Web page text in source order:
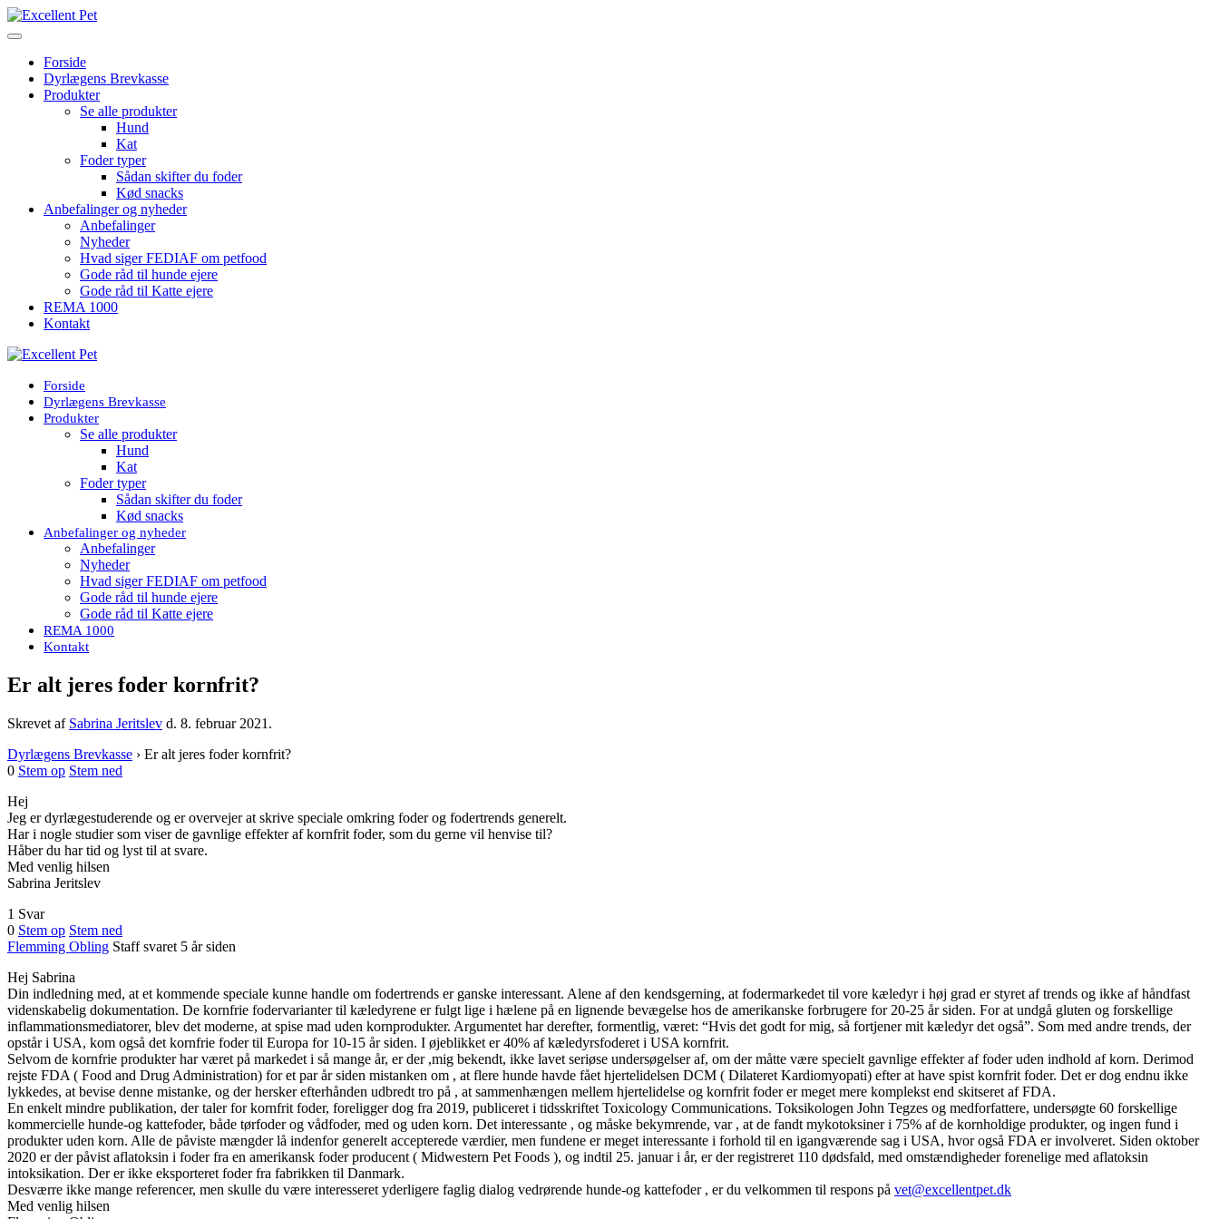
Forside
Dyrlægens Brevkasse
Produkter
Se alle produkter
Hund
Kat
Foder typer
Sådan skifter du foder
Kød snacks
Anbefalinger og nyheder
Anbefalinger
Nyheder
Hvad siger FEDIAF om petfood
Gode råd til hunde ejere
Gode råd til Katte ejere
REMA 1000
Kontakt
Forside
Dyrlægens Brevkasse
Produkter
Se alle produkter
Hund
Kat
Foder typer
Sådan skifter du foder
Kød snacks
Anbefalinger og nyheder
Anbefalinger
Nyheder
Hvad siger FEDIAF om petfood
Gode råd til hunde ejere
Gode råd til Katte ejere
REMA 1000
Kontakt
Er alt jeres foder kornfrit?
Skrevet af Sabrina Jeritslev d. 8. februar 2021 .
Dyrlægens Brevkasse › Er alt jeres foder kornfrit?
0 Stem op Stem ned
Hej
Jeg er dyrlægestuderende og er overvejer at skrive speciale omkring foder og fodertrends generelt.
Har i nogle studier som viser de gavnlige effekter af kornfrit foder, som du gerne vil henvise til?
Håber du har tid og lyst til at svare.
Med venlig hilsen
Sabrina Jeritslev
1 Svar
0 Stem op Stem ned
Flemming Obling Staffsvaret 5 år siden
Hej Sabrina
Din indledning med, at et kommende speciale kunne handle om fodertrends er ganske interessant. Alene af den kendsgerning, at fodermarkedet til vore kæledyr i høj grad er styret af trends og ikke af håndfast
videnskabelig dokumentation. De kornfrie fodervarianter til kæledyrene er fulgt lige i hælene på en lignende bevægelse hos de amerikanske forbrugere for 20-25 år siden. For at undgå gluten og forskellige
inflammationsmediatorer, blev det moderne, at spise mad uden kornprodukter. Argumentet har derefter, formentlig, været: “Hvis det godt for mig, så fortjener mit kæledyr det også”. Som med andre trends, der
opstår i USA, kom også det kornfrie foder til Europa for 10-15 år siden. I øjeblikket er 40% af kæledyrsfoderet i USA kornfrit.
Selvom de kornfrie produkter har været på markedet i så mange år, er der ,mig bekendt, ikke lavet seriøse undersøgelser af, om der måtte være specielt gavnlige effekter af foder uden indhold af korn. Derimod
rejste FDA ( Food and Drug Administration) for et par år siden mistanken om , at flere hunde havde fået hjertelidelsen DCM ( Dilateret Kardiomyopati) efter at have spist kornfrit foder. Det er dog endnu ikke
lykkedes, at bevise denne mistanke, og der hersker efterhånden udbredt tro på , at sammenhængen mellem hjertelidelse og kornfrit foder er meget mere komplekst end skitseret af FDA.
En enkelt mindre publikation, der taler for kornfrit foder, foreligger dog fra 2019, publiceret i tidsskriftet Toxicology Communications. Toksikologen John Tegzes og medforfattere, undersøgte 60 forskellige
kommercielle hunde-og kattefoder, både tørfoder og vådfoder, med og uden korn. Det interessante , og måske bekymrende, var , at de fandt mykotoksiner i 75% af de kornholdige produkter, og ingen fund i
produkter uden korn. Alle de påviste mængder lå indenfor generelt accepterede værdier, men fundene er meget interessante i forhold til en igangværende sag i USA, hvor også FDA er involveret. Siden oktober
2020 er der påvist aflatoksin i foder fra en amerikansk foder producent ( Midwestern Pet Foods ), og indtil 25. januar i år, er der registreret 110 dødsfald, med omstændigheder forenelige med aflatoksin
intoksikation. Der er ikke eksporteret foder fra fabrikken til Danmark.
Desværre ikke mange referencer, men skulle du være interesseret yderligere faglig dialog vedrørende hunde-og kattefoder , er du velkommen til respons på vet@excellentpet.dk
Med venlig hilsen